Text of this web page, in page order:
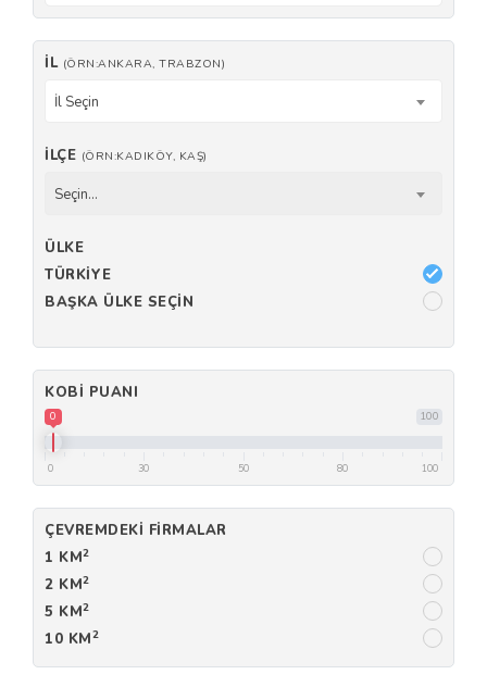
İL (ÖRN:ANKARA, TRABZON)
İl Seçin
İLÇE (ÖRN:KADIKÖY, KAŞ)
Seçin...
ÜLKE
TÜRKIYE
BAŞKA ÜLKE SEÇIN
KOBI PUANI
100
0
0 30 50 80 100
ÇEVREMDEKI FIRMALAR
1 KM2
2 KM2
5 KM2
10 KM2